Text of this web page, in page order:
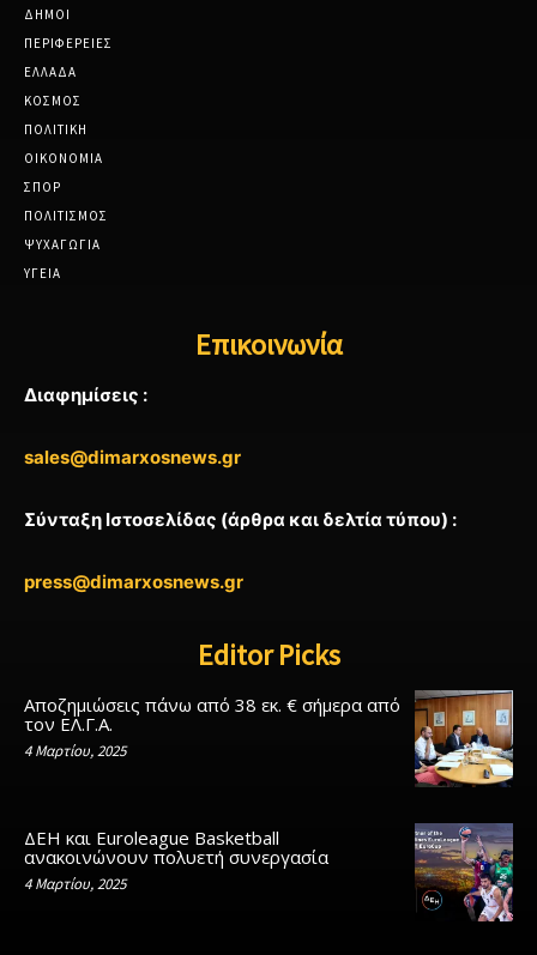
ΔΗΜΟΙ
ΠΕΡΙΦΕΡΕΙΕΣ
ΕΛΛΑΔΑ
ΚΟΣΜΟΣ
ΠΟΛΙΤΙΚΗ
ΟΙΚΟΝΟΜΙΑ
ΣΠΟΡ
ΠΟΛΙΤΙΣΜΟΣ
ΨΥΧΑΓΩΓΙΑ
ΥΓΕΙΑ
Επικοινωνία
Διαφημίσεις :
sales@dimarxosnews.gr
Σύνταξη Ιστοσελίδας (άρθρα και δελτία τύπου) :
press@dimarxosnews.gr
Editor Picks
Αποζημιώσεις πάνω από 38 εκ. € σήμερα από
τον ΕΛ.Γ.Α.
4 Μαρτίου, 2025
ΔΕΗ και Euroleague Basketball
ανακοινώνουν πολυετή συνεργασία
4 Μαρτίου, 2025